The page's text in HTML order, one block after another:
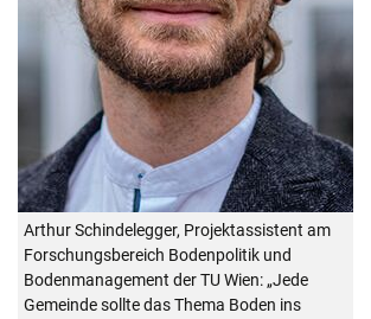
Arthur Schindelegger, Projektassistent am
Forschungsbereich Bodenpolitik und
Bodenmanagement der TU Wien: „Jede
Gemeinde sollte das Thema Boden ins